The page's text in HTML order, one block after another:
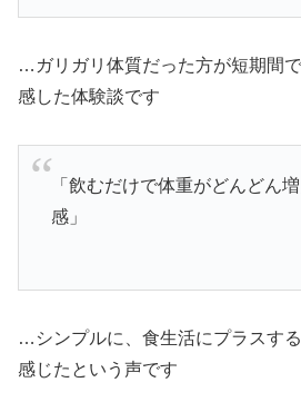
…ガリガリ体質だった方が短期間
感した体験談です
「飲むだけで体重がどんどん
感」
…シンプルに、食生活にプラスす
感じたという声です